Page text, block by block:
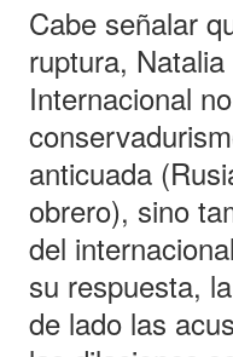
Cabe señalar
ruptura,
Internacional
anticuada
obrero), sino
del
su respuesta,
de lado las